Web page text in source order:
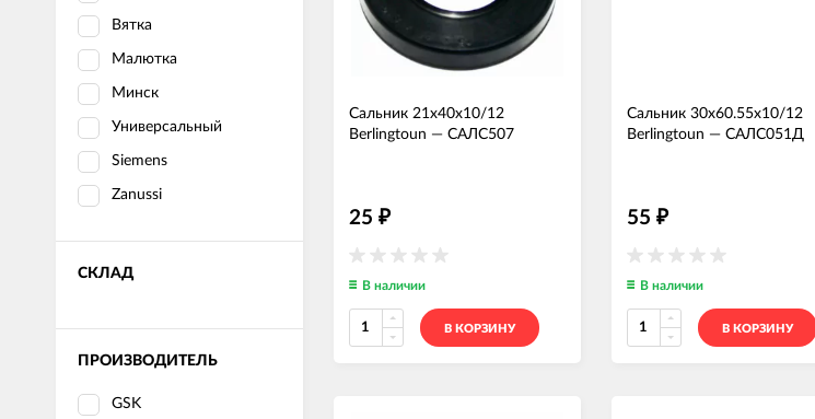
Вятка
Малютка
Минск
Универсальный
Siemens
Zanussi
СКЛАД
ПРОИЗВОДИТЕЛЬ
GSK
Сальник 21x40x10/12
Berlingtoun — САЛС507
25 ₽
В наличии
В КОРЗИНУ
Сальник 30x60.55x10/12
Berlingtoun — САЛС051Д
55 ₽
В наличии
В КОРЗИНУ